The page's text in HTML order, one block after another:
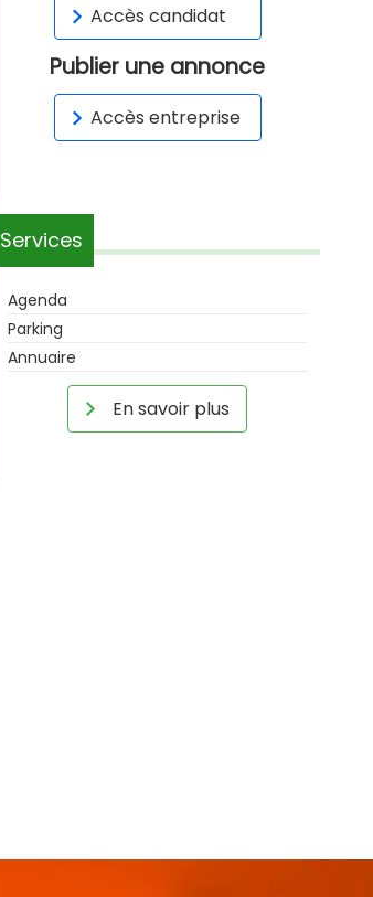
Accès candidat
Publier une annonce
Accès entreprise
Services
Agenda
Parking
Annuaire
En savoir plus